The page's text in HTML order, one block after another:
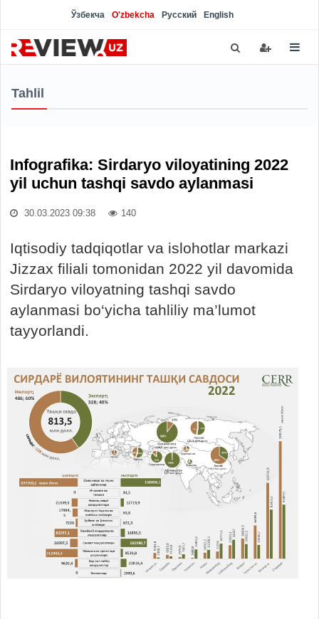
Ўзбекча O'zbekcha Русский English
Tahlil
Infografika: Sirdaryo viloyatining 2022
yil uchun tashqi savdo aylanmasi
30.03.2023 09:38 140
Iqtisodiy tadqiqotlar va islohotlar markazi
Jizzax filiali tomonidan 2022 yil davomida
Sirdaryo viloyatning tashqi savdo
aylanmasi bo‘yicha tahliliy ma’lumot
tayyorlandi.